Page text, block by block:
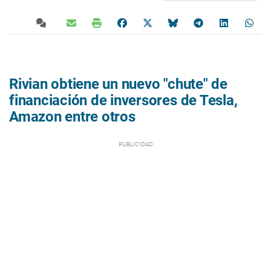
Rivian obtiene un nuevo "chute" de
financiación de inversores de Tesla,
Amazon entre otros